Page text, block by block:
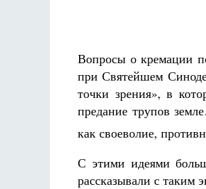
Вопросы о кремации
при Святейшем
точки зрения», в
предание трупов
как своеволие,
С этими идеями
рассказывали с таким